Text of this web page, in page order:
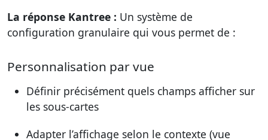
La réponse Kantree : Un système de
configuration granulaire qui vous permet de :
Personnalisation par vue
Définir précisément quels champs afficher sur
les sous-cartes
Adapter l’affichage selon le contexte (vue